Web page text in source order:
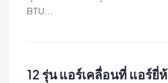
BTU...
12 รุ่น แอร์เคลื่อนที่ แอร์ยี่